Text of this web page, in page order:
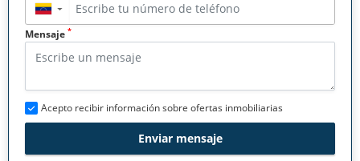
▼
Mensaje *
Acepto recibir información sobre ofertas inmobiliarias
Enviar mensaje